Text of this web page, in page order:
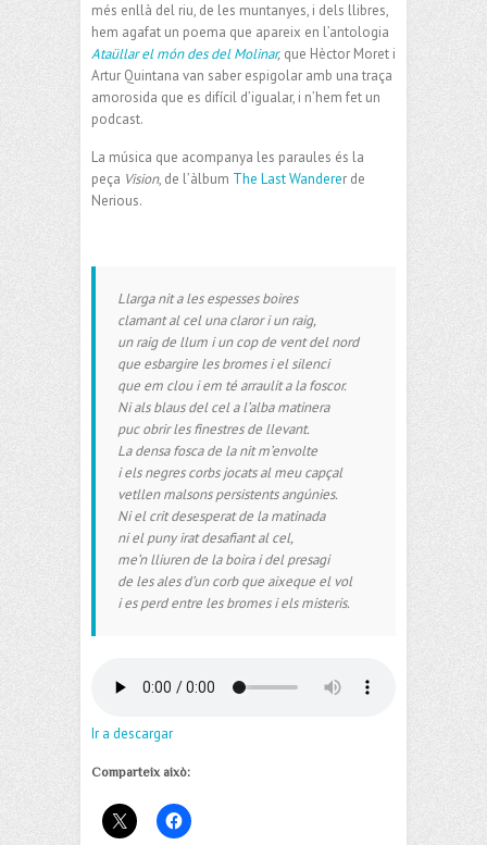
més enllà del riu, de les muntanyes, i dels llibres,
hem agafat un poema que apareix en l’antologia
Ataüllar el món des del Molinar, que Hèctor Moret i
Artur Quintana van saber espigolar amb una traça
amorosida que es difícil d’igualar, i n’hem fet un
podcast.
La música que acompanya les paraules és la
peça Vision, de l’àlbum The Last Wanderer de
Nerious.
Llarga nit a les espesses boires
clamant al cel una claror i un raig,
un raig de llum i un cop de vent del nord
que esbargire les bromes i el silenci
que em clou i em té arraulit a la foscor.
Ni als blaus del cel a l’alba matinera
puc obrir les finestres de llevant.
La densa fosca de la nit m’envolte
i els negres corbs jocats al meu capçal
vetllen malsons persistents angúnies.
Ni el crit desesperat de la matinada
ni el puny irat desafiant al cel,
me’n lliuren de la boira i del presagi
de les ales d’un corb que aixeque el vol
i es perd entre les bromes i els misteris.
Ir a descargar
Comparteix això: